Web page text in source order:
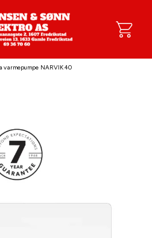
varmepumpe NARVIK 40